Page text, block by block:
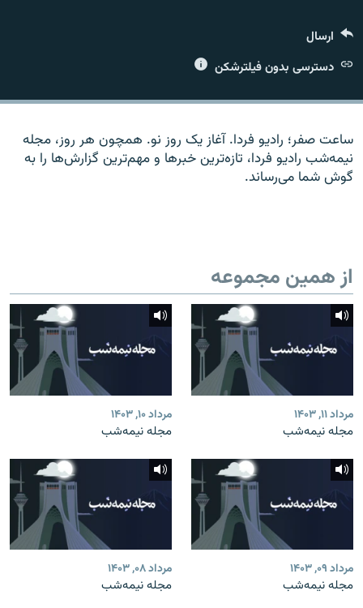
زبان‌های دیگر
ارسال
دسترسی بدون فیلترشکن
ساعت صفر؛ رادیو فردا. آغاز یک روز نو. همچون هر روز، مجله
نیمه‌شب رادیو فردا، تازه‌ترین خبرها و مهم‌ترین گزارش‌ها را به
گوش شما می‌رساند.
از همین مجموعه
مرداد ۱۱, ۱۴۰۳
مجله نیمه‌شب
مرداد ۱۰, ۱۴۰۳
مجله نیمه‌شب
مرداد ۰۹, ۱۴۰۳
مجله نیمه‌شب
مرداد ۰۸, ۱۴۰۳
مجله نیمه‌شب